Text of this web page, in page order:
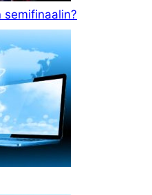
semifinaalin?